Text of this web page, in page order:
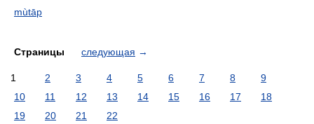
mùtāp
Страницы следующая →
1 2 3 4 5 6 7 8
9
10
11 12 13 14 15 16 17
18
19
20 21 22